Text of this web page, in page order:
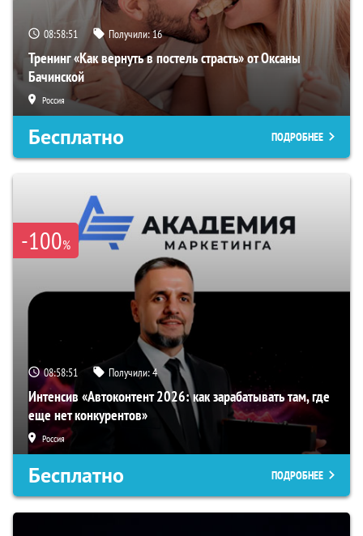
08:58:50 Получили:16
Тренинг «Как вернуть в постель страсть» от Оксаны
Бачинской
Россия
Бесплатно ПОДРОБНЕЕ
-100%
08:58:50 Получили:4
Интенсив «Автоконтент 2026: как зарабатывать там, где
еще нет конкурентов»
Россия
Бесплатно ПОДРОБНЕЕ